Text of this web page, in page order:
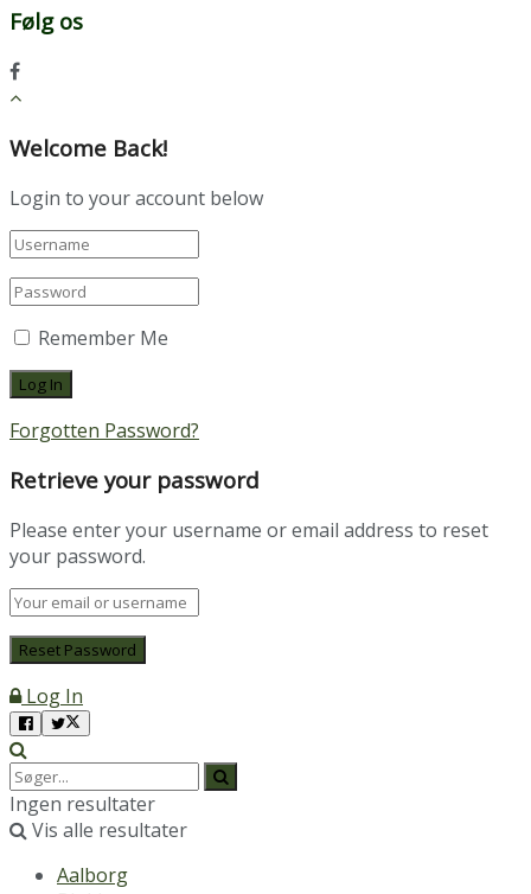
Følg os
Welcome Back!
Login to your account below
Remember Me
Forgotten Password?
Retrieve your password
Please enter your username or email address to reset
your password.
Log In
Ingen resultater
Vis alle resultater
Aalborg